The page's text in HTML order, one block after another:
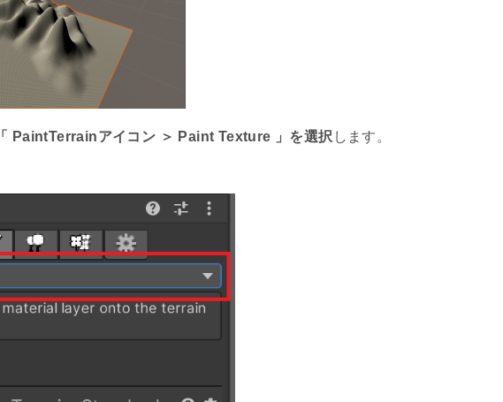
「 PaintTerrainアイコン ＞ Paint Texture 」を選択 します。